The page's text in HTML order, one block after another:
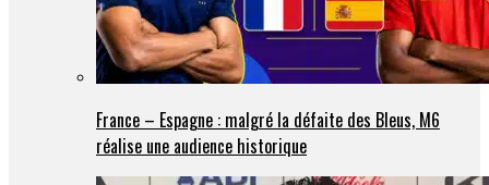
France – Espagne : malgré la défaite des Bleus, M6
réalise une audience historique